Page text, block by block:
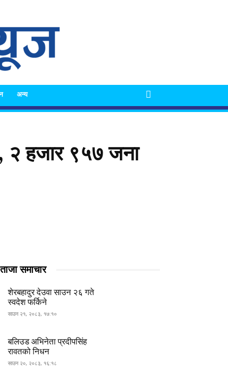
अन्य
२ हजार ९५७ जना
ताजा समाचार
शेरबहादुर देउवा साउन २६ गते
स्वदेश फर्किने
साउन २१, २०८३, १७:१०
बलिउड अभिनेता प्रदीपसिंह
रावतको निधन
साउन २०, २०८३, १६:१८